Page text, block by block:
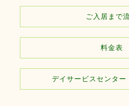
ご入居まで
料金表
デイサービスセンタ